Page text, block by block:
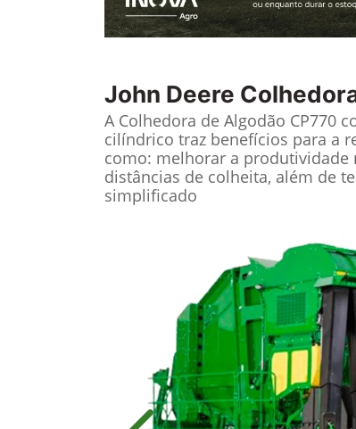
John Deere
A Colhedora de Algodão CP770
cilíndrico traz benefícios para a
como: melhorar a produtividade
distâncias de colheita, além de
simplificado